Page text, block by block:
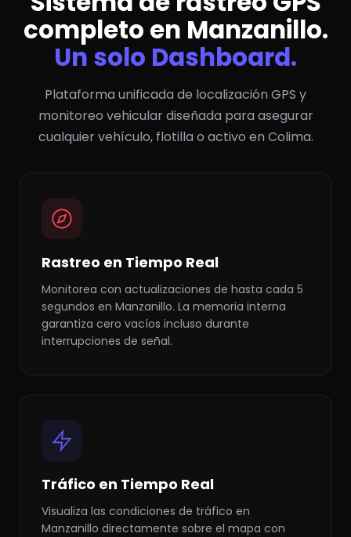
completo en Manzanillo.
Un solo Dashboard.
Plataforma unificada de localización GPS y
monitoreo vehicular diseñada para asegurar
cualquier vehículo, flotilla o activo en Colima.
Rastreo en Tiempo Real
Monitorea con actualizaciones de hasta cada 5
segundos en Manzanillo. La memoria interna
garantiza cero vacíos incluso durante
interrupciones de señal.
Tráfico en Tiempo Real
Visualiza las condiciones de tráfico en
Manzanillo directamente sobre el mapa con